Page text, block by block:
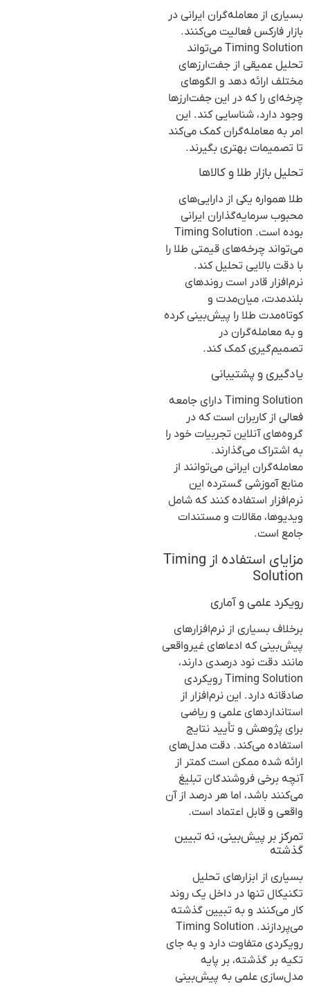
بسیاری از معامله‌گران ایرانی در
بازار فارکس فعالیت می‌کنند.
Timing Solution می‌تواند
تحلیل عمیقی از جفت‌ارزهای
مختلف ارائه دهد و الگوهای
چرخه‌ای را که در این جفت‌ارزها
وجود دارد، شناسایی کند. این
امر به معامله‌گران کمک می‌کند
تا تصمیمات بهتری بگیرند.
تحلیل بازار طلا و کالاها
طلا همواره یکی از دارایی‌های
محبوب سرمایه‌گذاران ایرانی
بوده است. Timing Solution
می‌تواند چرخه‌های قیمتی طلا را
با دقت بالایی تحلیل کند.
نرم‌افزار قادر است روندهای
بلندمدت، میان‌مدت و
کوتاه‌مدت طلا را پیش‌بینی کرده
و به معامله‌گران در
تصمیم‌گیری کمک کند.
یادگیری و پشتیبانی
Timing Solution دارای جامعه
فعالی از کاربران است که در
گروه‌های آنلاین تجربیات خود را
به اشتراک می‌گذارند.
معامله‌گران ایرانی می‌توانند از
منابع آموزشی گسترده این
نرم‌افزار استفاده کنند که شامل
ویدیوها، مقالات و مستندات
جامع است.
مزایای استفاده از Timing
Solution
رویکرد علمی و آماری
برخلاف بسیاری از نرم‌افزارهای
پیش‌بینی که ادعاهای غیرواقعی
مانند دقت نود درصدی دارند،
Timing Solution رویکردی
صادقانه دارد. این نرم‌افزار از
استانداردهای علمی و ریاضی
برای پژوهش و تأیید نتایج
استفاده می‌کند. دقت مدل‌های
ارائه شده ممکن است کمتر از
آنچه برخی فروشندگان تبلیغ
می‌کنند باشد، اما هر درصد از آن
واقعی و قابل اعتماد است.
تمرکز بر پیش‌بینی، نه تبیین
گذشته
بسیاری از ابزارهای تحلیل
تکنیکال تنها در داخل یک روند
کار می‌کنند و به تبیین گذشته
می‌پردازند. Timing Solution
رویکردی متفاوت دارد و به جای
تکیه بر گذشته، بر پایه
مدل‌سازی علمی به پیش‌بینی